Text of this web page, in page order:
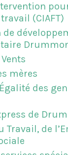
(CIAFT)
de
mères
des
de
Travail, de